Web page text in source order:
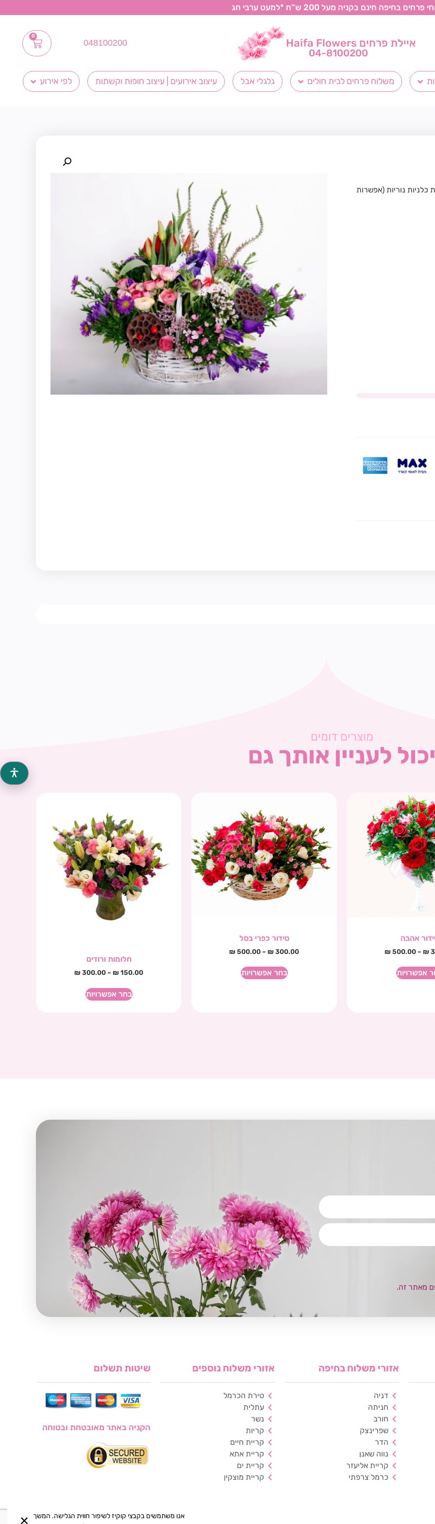
בחיפה חינם בקניה מעל 200 ש“ח *למעט ערבי חג
איילת פרחים Haifa Flowers
04-8100200
048100200
0
משלוח פרחים לבית חולים גלגלי אבל עיצוב אירועים | עיצוב חופות וקשתות לפי אירוע
כלניות נוריות (אפשרות
מוצרים דומים
לעניין אותך גם
אהבה
₪
–
₪ 500.00
אפשרויות
סידור כפרי בסל
₪ 300.00
–
₪ 500.00
בחר אפשרויות
חלומות ורודים
₪ 150.00
–
₪ 300.00
בחר אפשרויות
מאתר זה.
אזורי משלוח בחיפה
דניה
חניתה
חורב
שפרינצק
הדר
נווה שאנן
קריית אליעזר
כרמל צרפתי
אזורי משלוח נוספים
טירת הכרמל
עתלית
נשר
קריות
קריית חיים
קריית אתא
קריית ים
קריית מוצקין
שיטות תשלום
הקניה באתר מאובטחת ובטוחה
אנו משתמשים בקבצי קוקיז לשיפור חווית הגלישה. המשך
✕